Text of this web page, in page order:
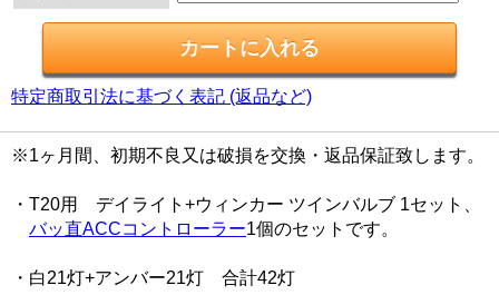
特定商取引法に基づく表記 (返品など)
※1ヶ月間、初期不良又は破損を交換・返品保証致します。
・T20用 デイライト+ウィンカー ツインバルブ 1セット、
バッ直ACCコントローラー1個のセットです。
・白21灯+アンバー21灯 合計42灯